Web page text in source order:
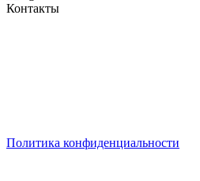
Контакты
Политика конфиденциальности